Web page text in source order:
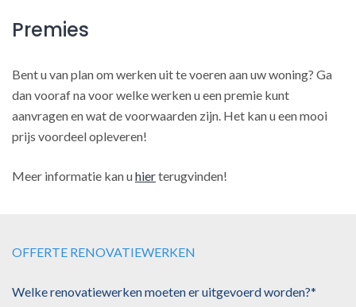
Premies
Bent u van plan om werken uit te voeren aan uw woning? Ga
dan vooraf na voor welke werken u een premie kunt
aanvragen en wat de voorwaarden zijn. Het kan u een mooi
prijs voordeel opleveren!
Meer informatie kan uhierterugvinden!
OFFERTE RENOVATIEWERKEN
Welke renovatiewerken moeten er uitgevoerd worden?*